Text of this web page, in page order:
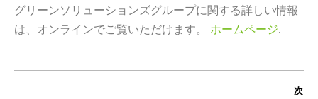
グリーンソリューションズグループに関する詳しい情報
は、オンラインでご覧いただけます。 ホームページ.
次